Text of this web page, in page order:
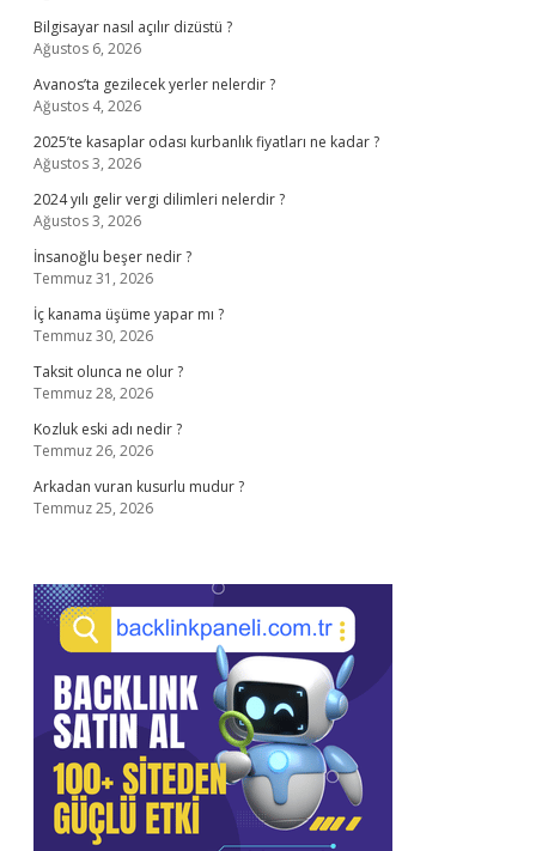
Bilgisayar nasıl açılır dizüstü ?
Ağustos 6, 2026
Avanos’ta gezilecek yerler nelerdir ?
Ağustos 4, 2026
2025’te kasaplar odası kurbanlık fiyatları ne kadar ?
Ağustos 3, 2026
2024 yılı gelir vergi dilimleri nelerdir ?
Ağustos 3, 2026
İnsanoğlu beşer nedir ?
Temmuz 31, 2026
İç kanama üşüme yapar mı ?
Temmuz 30, 2026
Taksit olunca ne olur ?
Temmuz 28, 2026
Kozluk eski adı nedir ?
Temmuz 26, 2026
Arkadan vuran kusurlu mudur ?
Temmuz 25, 2026